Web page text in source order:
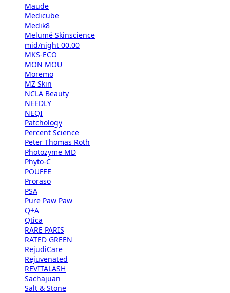
Maude
Medicube
Medik8
Melumé Skinscience
mid/night 00.00
MKS-ECO
MON MOU
Moremo
MZ Skin
NCLA Beauty
NEEDLY
NEQI
Patchology
Percent Science
Peter Thomas Roth
Photozyme MD
Phyto-C
POUFEE
Proraso
PSA
Pure Paw Paw
Q+A
Qtica
RARE PARIS
RATED GREEN
RejudiCare
Rejuvenated
REVITALASH
Sachajuan
Salt & Stone